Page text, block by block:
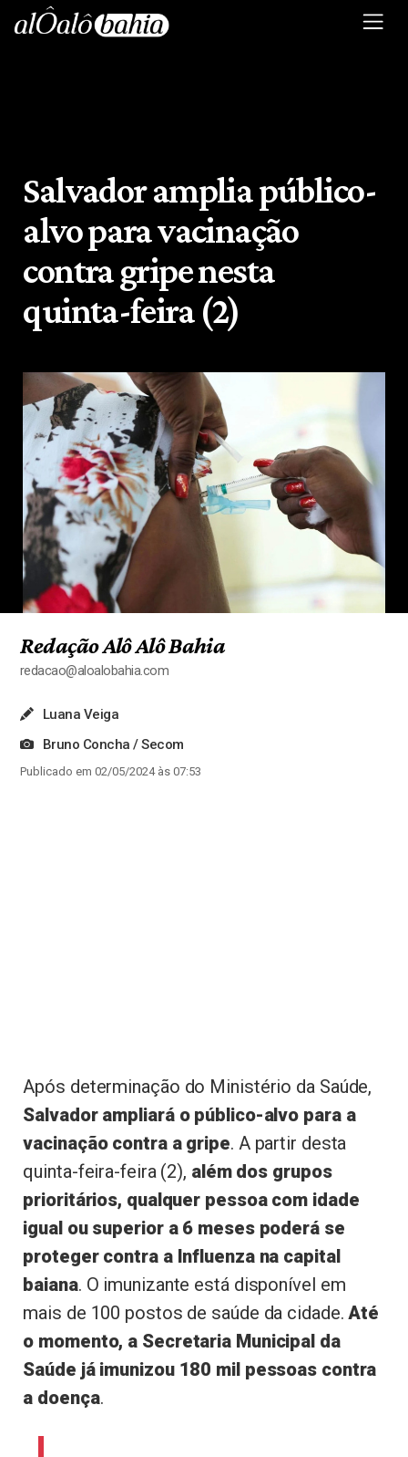
Salvador amplia público-
alvo para vacinação
contra gripe nesta
quinta-feira (2)
Redação Alô Alô Bahia
redacao@aloalobahia.com
Luana Veiga
Bruno Concha / Secom
Publicado em 02/05/2024 às 07:53
Após determinação do Ministério da Saúde,
Salvador ampliará o público-alvo para a
vacinação contra a gripe. A partir desta
quinta-feira-feira (2), além dos grupos
prioritários, qualquer pessoa com idade
igual ou superior a 6 meses poderá se
proteger contra a Influenza na capital
baiana. O imunizante está disponível em
mais de 100 postos de saúde da cidade.Até
o momento, a Secretaria Municipal da
Saúde já imunizou 180 mil pessoas contra
a doença.